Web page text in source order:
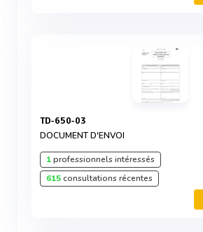
TD-650-03
DOCUMENT D'ENVOI
1professionnels intéressés
615consultations récentes